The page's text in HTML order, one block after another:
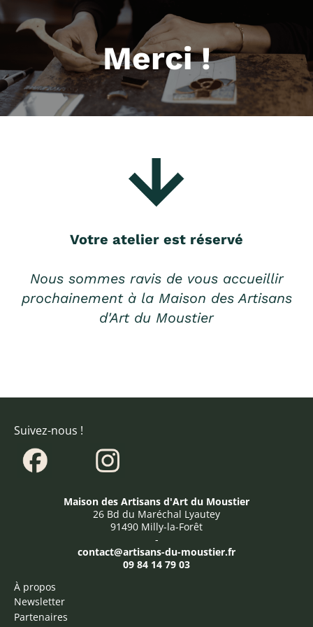
Merci !
Votre atelier est réservé
Nous sommes ravis de vous accueillir
prochainement à la Maison des Artisans
d'Art du Moustier
Suivez-nous !
Maison des Artisans d'Art du Moustier
26 Bd du Maréchal Lyautey
91490 Milly-la-Forêt
-
contact@artisans-du-moustier.fr
09 84 14 79 03
À propos
Newsletter
Partenaires